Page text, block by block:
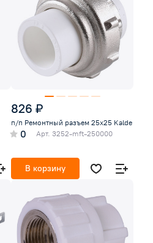
826 ₽
п/п Ремонтный разъем 25х25 Kalde
0 Арт. 3252-mft-250000
В корзину